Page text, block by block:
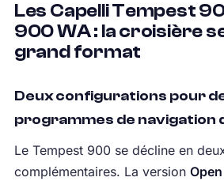
Les Capelli Tempest
900 WA : la croisière
grand format
Deux configurations pour
programmes de navigation
Le Tempest 900 se décline en
complémentaires. La version Open